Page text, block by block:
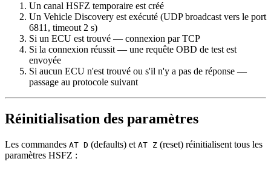
Un canal HSFZ temporaire est créé
Un Vehicle Discovery est exécuté (UDP broadcast vers le port
6811, timeout 2 s)
Si un ECU est trouvé — connexion par TCP
Si la connexion réussit — une requête OBD de test est
envoyée
Si aucun ECU n'est trouvé ou s'il n'y a pas de réponse —
passage au protocole suivant
Réinitialisation des paramètres
Les commandes AT D (defaults) et AT Z (reset) réinitialisent tous les
paramètres HSFZ :